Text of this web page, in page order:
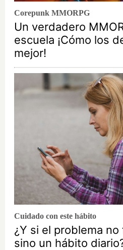
Corepunk MMORPG
Un verdadero
escuela ¡Cómo los
mejor!
Cuidado con este hábito
¿Y si el problema
sino un hábito